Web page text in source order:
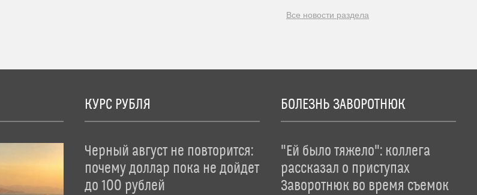
Все новости раздела
КУРС РУБЛЯ
Черный август не повторится:
почему доллар пока не дойдет
до 100 рублей
БОЛЕЗНЬ ЗАВОРОТНЮК
"Ей было тяжело": коллега
рассказал о приступах
Заворотнюк во время съемок